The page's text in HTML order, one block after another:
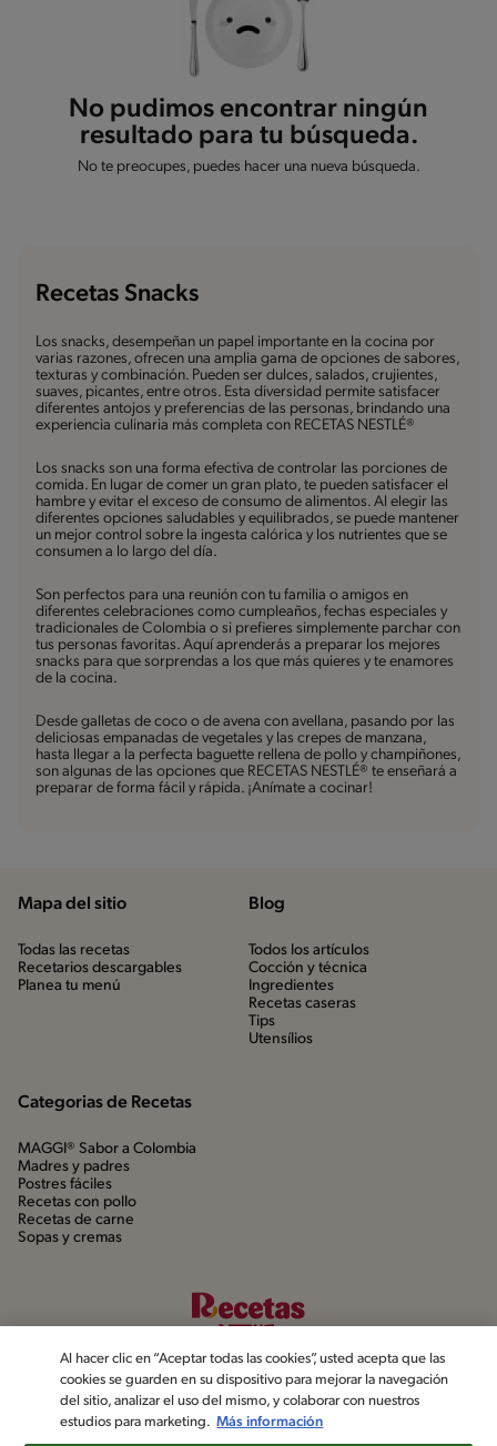
No pudimos encontrar ningún
resultado para tu búsqueda.
No te preocupes, puedes hacer una nueva búsqueda.
Recetas Snacks
Los snacks, desempeñan un papel importante en la cocina por
varias razones, ofrecen una amplia gama de opciones de sabores,
texturas y combinación. Pueden ser dulces, salados, crujientes,
suaves, picantes, entre otros. Esta diversidad permite satisfacer
diferentes antojos y preferencias de las personas, brindando una
experiencia culinaria más completa con RECETAS NESTLÉ®
Los snacks son una forma efectiva de controlar las porciones de
comida. En lugar de comer un gran plato, te pueden satisfacer el
hambre y evitar el exceso de consumo de alimentos. Al elegir las
diferentes opciones saludables y equilibrados, se puede mantener
un mejor control sobre la ingesta calórica y los nutrientes que se
consumen a lo largo del día.
Son perfectos para una reunión con tu familia o amigos en
diferentes celebraciones como cumpleaños, fechas especiales y
tradicionales de Colombia o si prefieres simplemente parchar con
tus personas favoritas. Aquí aprenderás a preparar los mejores
snacks para que sorprendas a los que más quieres y te enamores
de la cocina.
Desde galletas de coco o de avena con avellana, pasando por las
deliciosas empanadas de vegetales y las crepes de manzana,
hasta llegar a la perfecta baguette rellena de pollo y champiñones,
son algunas de las opciones que RECETAS NESTLÉ® te enseñará a
preparar de forma fácil y rápida. ¡Anímate a cocinar!
Mapa del sitio
Todas las recetas
Recetarios descargables
Planea tu menú
Blog
Todos los artículos
Cocción y técnica
Ingredientes
Recetas caseras
Tips
Utensílios
Categorias de Recetas
MAGGI® Sabor a Colombia
Madres y padres
Postres fáciles
Recetas con pollo
Recetas de carne
Sopas y cremas
Al hacer clic en “Aceptar todas las cookies”, usted acepta que las
cookies se guarden en su dispositivo para mejorar la navegación
del sitio, analizar el uso del mismo, y colaborar con nuestros
estudios para marketing. Más información